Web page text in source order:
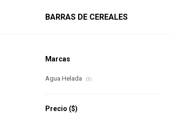
BARRAS DE CEREALES
Marcas
Agua Helada (3)
Precio ($)